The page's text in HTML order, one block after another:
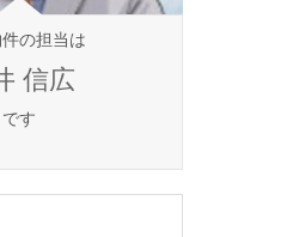
の担当は
信広
です